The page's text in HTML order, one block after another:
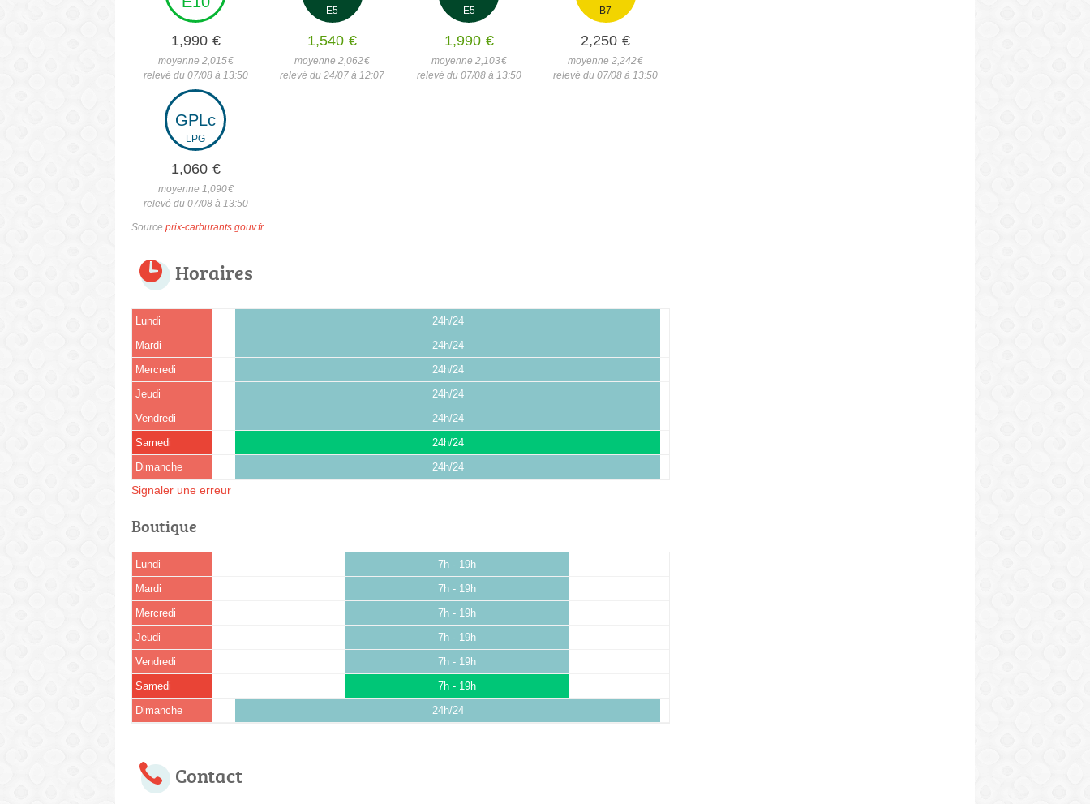
1,990 €
moyenne 2,015€
relevé du 07/08 à 13:50
E5
1,540 €
moyenne 2,062€
relevé du 24/07 à 12:07
E5
1,990 €
moyenne 2,103€
relevé du 07/08 à 13:50
B7
2,250 €
moyenne 2,242€
relevé du 07/08 à 13:50
GPLc
LPG
1,060 €
moyenne 1,090€
relevé du 07/08 à 13:50
Source prix-carburants.gouv.fr
Horaires
Lundi 24h/24
Mardi 24h/24
Mercredi 24h/24
Jeudi 24h/24
Vendredi 24h/24
Samedi 24h/24
Dimanche 24h/24
Signaler une erreur
Boutique
Lundi 7h - 19h
Mardi 7h - 19h
Mercredi 7h - 19h
Jeudi 7h - 19h
Vendredi 7h - 19h
Samedi 7h - 19h
Dimanche 24h/24
Contact